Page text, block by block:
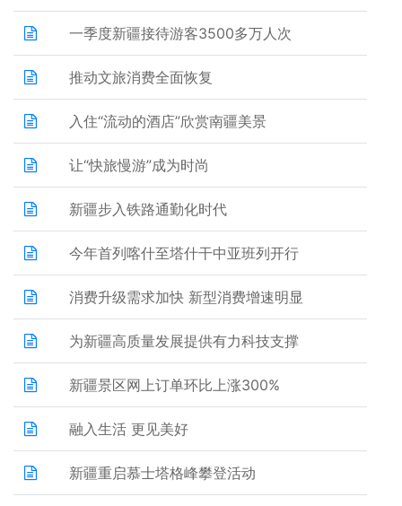
一季度新疆接待游客3500多万人次
推动文旅消费全面恢复
入住“流动的酒店”欣赏南疆美景
让“快旅慢游”成为时尚
新疆步入铁路通勤化时代
今年首列喀什至塔什干中亚班列开行
消费升级需求加快 新型消费增速明显
为新疆高质量发展提供有力科技支撑
新疆景区网上订单环比上涨300%
融入生活 更见美好
新疆重启慕士塔格峰攀登活动